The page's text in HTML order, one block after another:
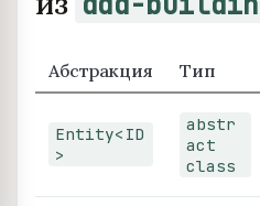
Абстракция Тип
Entity<ID
>
abstr
act
class